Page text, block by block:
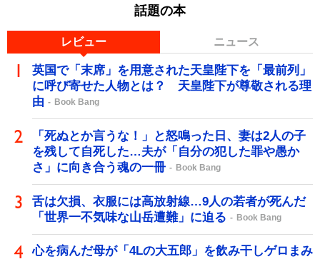
話題の本
レビュー ニュース
英国で「末席」を用意された天皇陛下を「最前列」
に呼び寄せた人物とは？ 天皇陛下が尊敬される理
由
Book Bang
「死ぬとか言うな！」と怒鳴った日、妻は2人の子
を残して自死した…夫が「自分の犯した罪や愚か
さ」に向き合う魂の一冊
Book Bang
舌は欠損、衣服には高放射線…9人の若者が死んだ
「世界一不気味な山岳遭難」に迫る
Book Bang
心を病んだ母が「4Lの大五郎」を飲み干しゲロまみ